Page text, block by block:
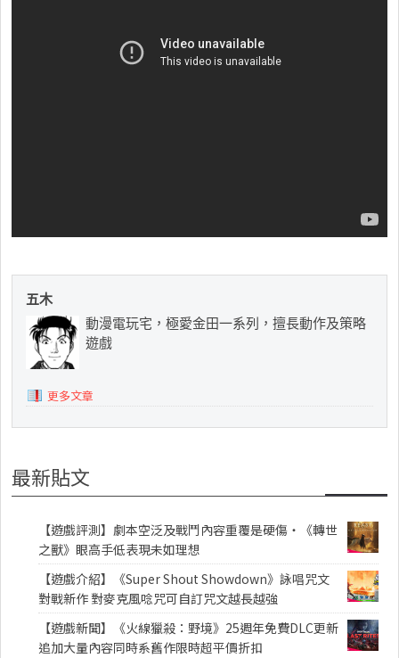
五木
動漫電玩宅，極愛金田一系列，擅長動作及策略
遊戲
更多文章
最新貼文
【遊戲評測】劇本空泛及戰鬥內容重覆是硬傷・《轉世
之獸》眼高手低表現未如理想
【遊戲介紹】《Super Shout Showdown》詠唱咒文
對戰新作 對麥克風唸咒可自訂咒文越長越強
【遊戲新聞】《火線獵殺：野境》25週年免費DLC更新
追加大量內容同時系舊作限時超平價折扣